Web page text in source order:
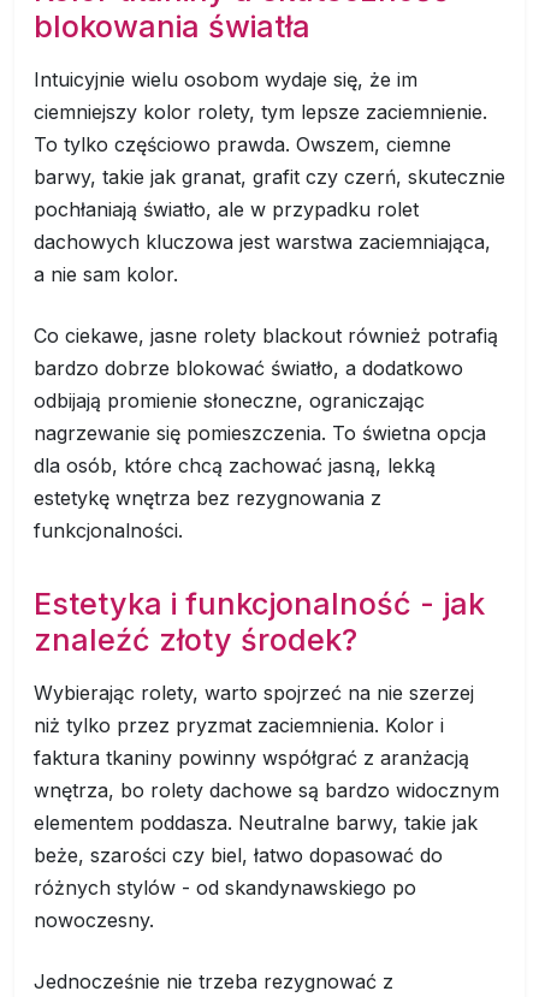
blokowania światła
Intuicyjnie wielu osobom wydaje się, że im
ciemniejszy kolor rolety, tym lepsze zaciemnienie.
To tylko częściowo prawda. Owszem, ciemne
barwy, takie jak granat, grafit czy czerń, skutecznie
pochłaniają światło, ale w przypadku rolet
dachowych kluczowa jest warstwa zaciemniająca,
a nie sam kolor.
Co ciekawe, jasne rolety blackout również potrafią
bardzo dobrze blokować światło, a dodatkowo
odbijają promienie słoneczne, ograniczając
nagrzewanie się pomieszczenia. To świetna opcja
dla osób, które chcą zachować jasną, lekką
estetykę wnętrza bez rezygnowania z
funkcjonalności.
Estetyka i funkcjonalność - jak
znaleźć złoty środek?
Wybierając rolety, warto spojrzeć na nie szerzej
niż tylko przez pryzmat zaciemnienia. Kolor i
faktura tkaniny powinny współgrać z aranżacją
wnętrza, bo rolety dachowe są bardzo widocznym
elementem poddasza. Neutralne barwy, takie jak
beże, szarości czy biel, łatwo dopasować do
różnych stylów - od skandynawskiego po
nowoczesny.
Jednocześnie nie trzeba rezygnować z